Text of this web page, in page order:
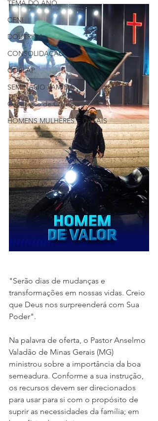
TEMA DO ANO
CFNI
DOUTRINA
CONSOLIDAÇÃO
COBLAP
SEMINÁRIO FAMÍLIA
Congresso de Crianças
HOMENS MULHERES E CASAIS
"Serão dias de mudanças e
transformações em nossas vidas. Creio
que Deus nos surpreenderá com Sua
Poder".
Na palavra de oferta, o Pastor Anselmo
Valadão de Minas Gerais (MG)
ministrou sobre a importância da boa
semeadura. Conforme a sua instrução,
os recursos devem ser direcionados
para usar para si com o propósito de
suprir as necessidades da família; em